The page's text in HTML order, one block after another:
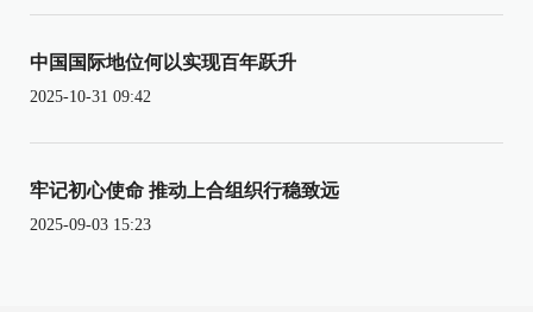
中国国际地位何以实现百年跃升
2025-10-31 09:42
牢记初心使命 推动上合组织行稳致远
2025-09-03 15:23